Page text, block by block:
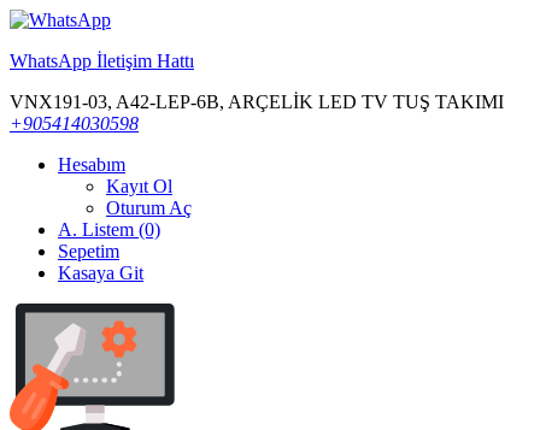
WhatsApp İletişim Hattı
VNX191-03, A42-LEP-6B, ARÇELİK LED TV TUŞ TAKIMI
+905414030598
Hesabım
Kayıt Ol
Oturum Aç
A. Listem (0)
Sepetim
Kasaya Git